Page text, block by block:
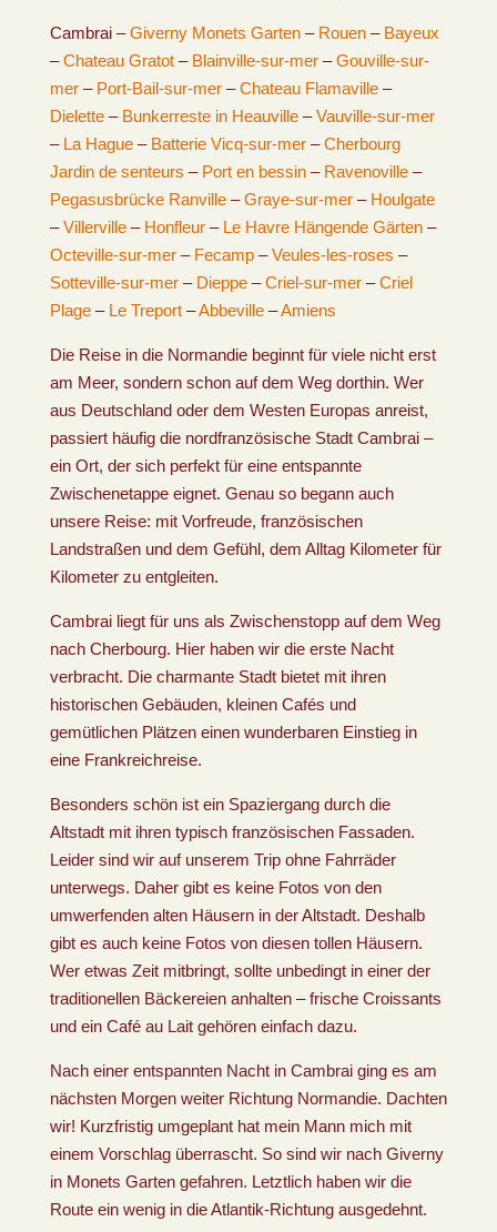
Cambrai –Giverny Monets Garten– Rouen– Bayeux
–Chateau Gratot– Blainville-sur-mer–Gouville-sur-
mer– Port-Bail-sur-mer–Chateau Flamaville–
Dielette – Bunkerreste in Heauville–Vauville-sur-mer
– La Hague– Batterie Vicq-sur-mer–Cherbourg
Jardin de senteurs – Port en bessin– Ravenoville–
Pegasusbrücke Ranville–Graye-sur-mer– Houlgate
–Villerville– Honfleur– Le Havre Hängende Gärten–
Octeville-sur-mer– Fecamp–Veules-les-roses –
Sotteville-sur-mer– Dieppe–Criel-sur-mer–Criel
Plage– Le Treport–Abbeville–Amiens
Die Reise in die Normandie beginnt für viele nicht erst
am Meer, sondern schon auf dem Weg dorthin. Wer
aus Deutschland oder dem Westen Europas anreist,
passiert häufig die nordfranzösische Stadt Cambrai –
ein Ort, der sich perfekt für eine entspannte
Zwischenetappe eignet. Genau so begann auch
unsere Reise: mit Vorfreude, französischen
Landstraßen und dem Gefühl, dem Alltag Kilometer für
Kilometer zu entgleiten.
Cambrai liegt für uns als Zwischenstopp auf dem Weg
nach Cherbourg. Hier haben wir die erste Nacht
verbracht. Die charmante Stadt bietet mit ihren
historischen Gebäuden, kleinen Cafés und
gemütlichen Plätzen einen wunderbaren Einstieg in
eine Frankreichreise.
Besonders schön ist ein Spaziergang durch die
Altstadt mit ihren typisch französischen Fassaden.
Leider sind wir auf unserem Trip ohne Fahrräder
unterwegs. Daher gibt es keine Fotos von den
umwerfenden alten Häusern in der Altstadt. Deshalb
gibt es auch keine Fotos von diesen tollen Häusern.
Wer etwas Zeit mitbringt, sollte unbedingt in einer der
traditionellen Bäckereien anhalten – frische Croissants
und ein Café au Lait gehören einfach dazu.
Nach einer entspannten Nacht in Cambrai ging es am
nächsten Morgen weiter Richtung Normandie. Dachten
wir! Kurzfristig umgeplant hat mein Mann mich mit
einem Vorschlag überrascht. So sind wir nach Giverny
in Monets Garten gefahren. Letztlich haben wir die
Route ein wenig in die Atlantik-Richtung ausgedehnt.